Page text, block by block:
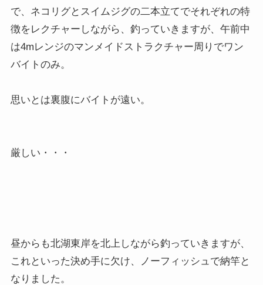
で、ネコリグとスイムジグの二本立てでそれぞれの特
徴をレクチャーしながら、釣っていきますが、午前中
は4mレンジのマンメイドストラクチャー周りでワン
バイトのみ。
思いとは裏腹にバイトが遠い。
厳しい・・・
昼からも北湖東岸を北上しながら釣っていきますが、
これといった決め手に欠け、ノーフィッシュで納竿と
なりました。